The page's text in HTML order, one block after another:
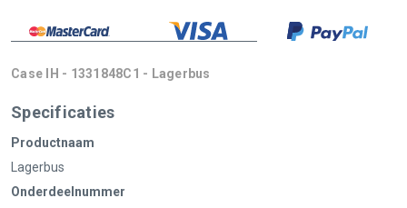
Case IH - 1331848C1 - Lagerbus
Specificaties
Productnaam
Lagerbus
Onderdeelnummer